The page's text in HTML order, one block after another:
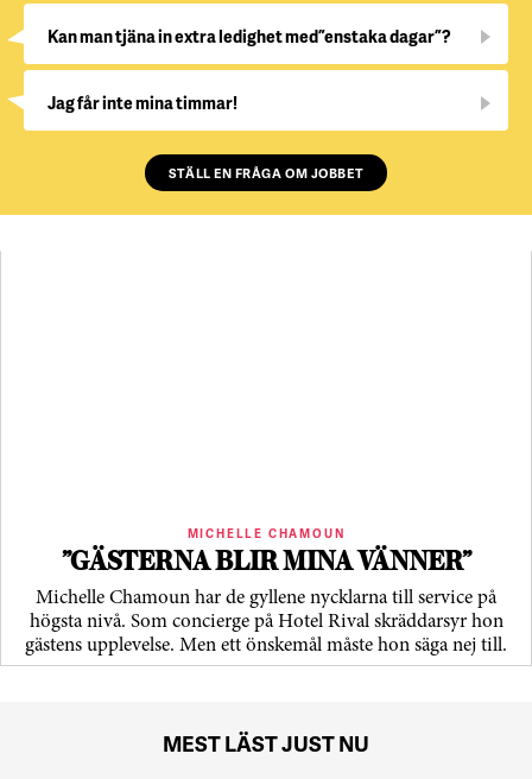
Kan man tjäna in extra ledighet med ”enstaka dagar”?
Jag får inte mina timmar!
STÄLL EN FRÅGA OM JOBBET
MICHELLE CHAMOUN
”GÄSTERNA BLIR MINA VÄNNER”
Michelle Chamoun har de gyllene nycklarna till service på
högsta nivå. Som concierge på Hotel Rival skräddarsyr hon
gästens upp­levelse. Men ett önskemål måste hon säga nej till.
MEST LÄST JUST NU